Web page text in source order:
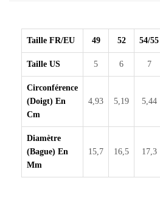
Taille FR/EU 49 52 54/55
Taille US 5 6 7
Circonférence
(doigt) En
Cm
4,93 5,19 5,44
Diamètre
(bague) En
Mm
15,7 16,5 17,3